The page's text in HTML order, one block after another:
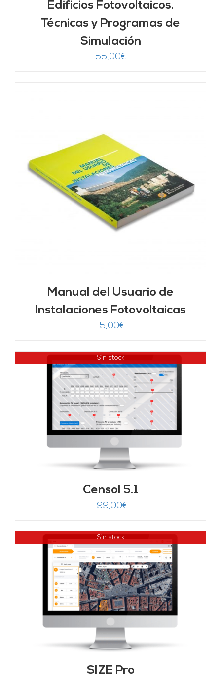
Edificios Fotovoltaicos.
Técnicas y Programas de
Simulación
55,00€
Manual del Usuario de
Instalaciones Fotovoltaicas
15,00€
Sin stock
Censol 5.1
199,00€
Sin stock
SIZE Pro